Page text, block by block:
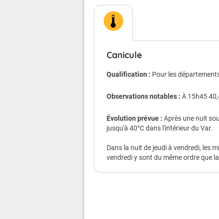
Conséquences possibles
Chacun d'entre nous est menacé,
Le danger est plus grand pour les
atteintes de maladie chronique ou
personnes isolées.
Chez les sportifs et les personnes
Veillez aussi sur les enfants.
Les symptômes d'un coup de
40°C, une peau chaude, rouge et
Canicule
Qualification : Pour les
Observations notables : À 15h45
Évolution prévue : Après une nuit
jusqu'à 40°C dans l'intérieur du Var.
Dans la nuit de jeudi à vendredi, les
vendredi y sont du même ordre que